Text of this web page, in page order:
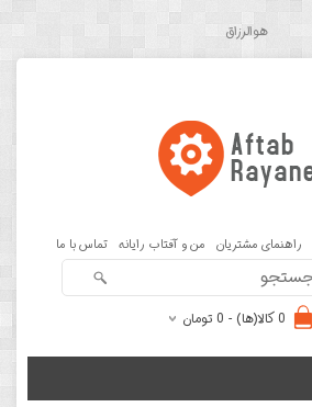
هوالرزاق
راهنمای مشتریان من و آفتاب رایانه تماس با ما
0 کالا(ها) - 0 تومان